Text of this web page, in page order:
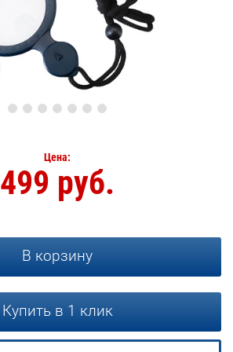
Цена:
499 руб.
В корзину
Купить в 1 клик